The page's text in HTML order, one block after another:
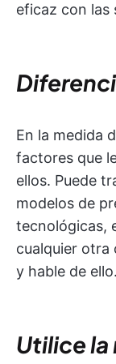
eficaz con las
En la medida
factores que
ellos. Puede
modelos de
tecnológicas,
cualquier otra
y hable de ello.
Utilice la